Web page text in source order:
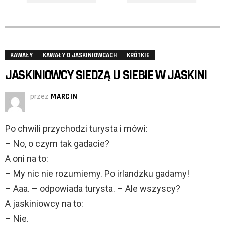
KAWAŁY KAWAŁY O JASKINIOWCACH KRÓTKIE
JASKINIOWCY SIEDZĄ U SIEBIE W JASKINI
przez MARCIN
Po chwili przychodzi turysta i mówi:
– No, o czym tak gadacie?
A oni na to:
– My nic nie rozumiemy. Po irlandzku gadamy!
– Aaa. – odpowiada turysta. – Ale wszyscy?
A jaskiniowcy na to:
– Nie.